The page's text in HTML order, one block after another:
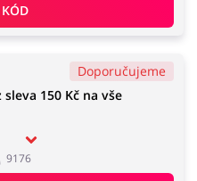
Doporučujeme
150 Kč na vše
9176